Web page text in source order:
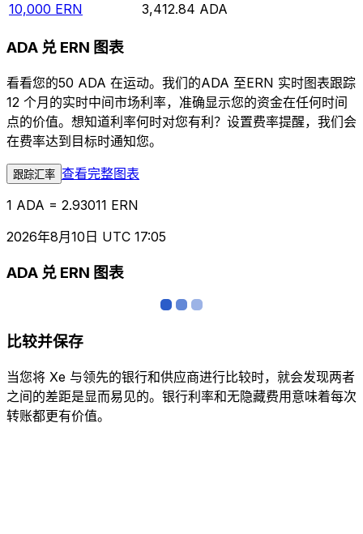
10,000 ERN 3,412.84 ADA
ADA 兑 ERN 图表
看看您的50 ADA 在运动。我们的ADA 至ERN 实时图表跟踪
12 个月的实时中间市场利率，准确显示您的资金在任何时间
点的价值。想知道利率何时对您有利？设置费率提醒，我们会
在费率达到目标时通知您。
跟踪汇率 查看完整图表
1 ADA = 2.93011 ERN
2026年8月10日 UTC 17:05
ADA 兑 ERN 图表
比较并保存
当您将 Xe 与领先的银行和供应商进行比较时，就会发现两者
之间的差距是显而易见的。银行利率和无隐藏费用意味着每次
转账都更有价值。